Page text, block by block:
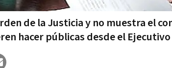
de la Justicia y no muestra el
hacer públicas desde el Ejecutivo